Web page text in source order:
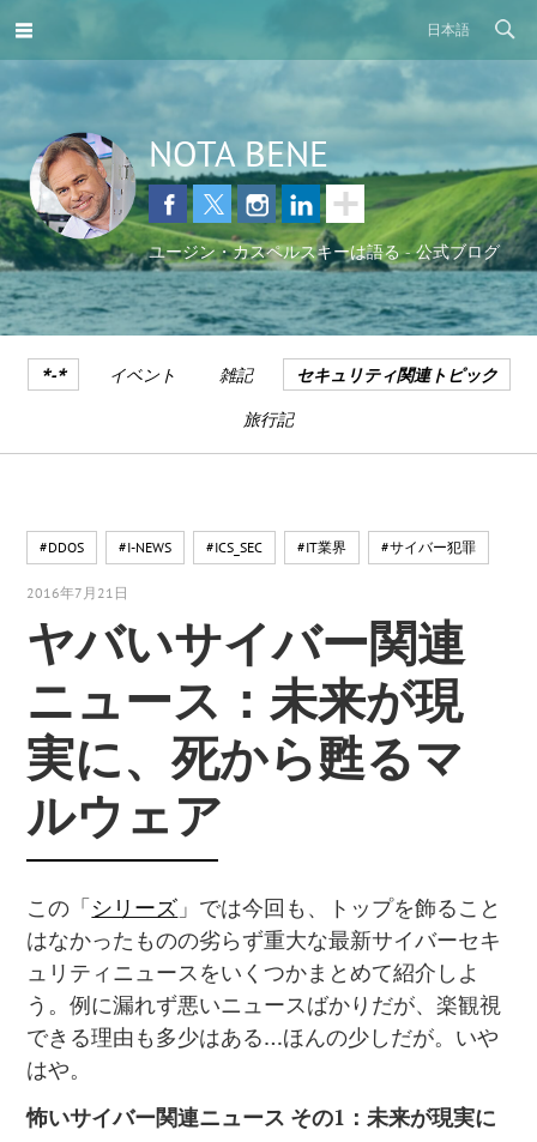
日本語
NOTA BENE
ユージン・カスペルスキーは語る - 公式ブログ
*-* イベント 雑記
セキュリティ関連トピック
旅行記
#DDOS #I-NEWS #ICS_SEC #IT業界 #サイバー犯罪
2016年7月21日
ヤバいサイバー関連
ニュース：未来が現
実に、死から甦るマ
ルウェア
この「シリーズ 」では今回も、トップを飾ること
はなかったものの劣らず重大な最新サイバーセキ
ュリティニュースをいくつかまとめて紹介しよ
う。例に漏れず悪いニュースばかりだが、楽観視
できる理由も多少はある…ほんの少しだが。いや
はや。
怖いサイバー関連ニュース その1 ：未来が現実に